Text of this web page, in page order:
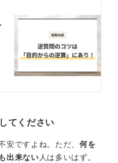
てください
安ですよね。ただ、 何を
出来ない 人は多いはず。